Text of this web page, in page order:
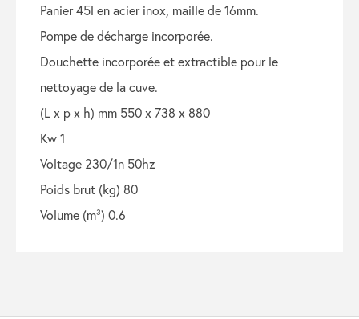
panier 45l en acier inox, maille de 16mm.
pompe de décharge incorporée.
douchette incorporée et extractible pour le
nettoyage de la cuve.
(l x p x h) mm 550 x 738 x 880
kw 1
voltage 230/1n 50hz
poids brut (kg) 80
volume (m³) 0.6